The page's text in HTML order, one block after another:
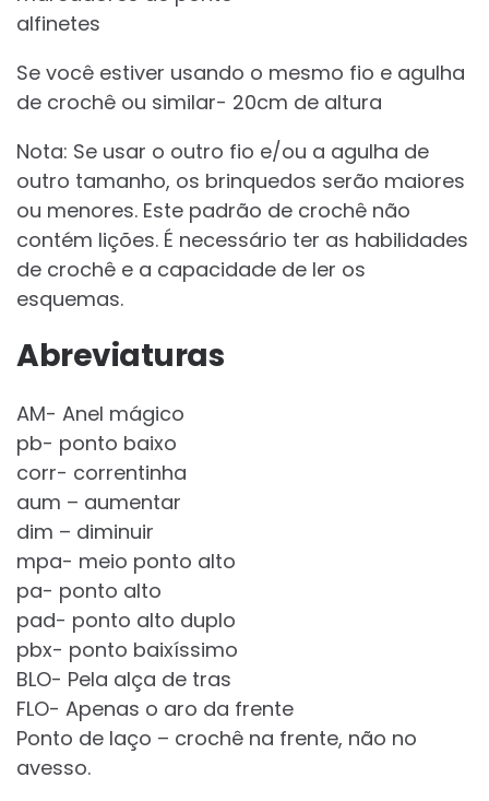
alfinetes
Se você estiver usando o mesmo fio e agulha
de crochê ou similar- 20cm de altura
Nota: Se usar o outro fio e/ou a agulha de
outro tamanho, os brinquedos serão maiores
ou menores. Este padrão de crochê não
contém lições. É necessário ter as habilidades
de crochê e a capacidade de ler os
esquemas.
Abreviaturas
AM- Anel mágico
pb- ponto baixo
corr- correntinha
aum – aumentar
dim – diminuir
mpa- meio ponto alto
pa- ponto alto
pad- ponto alto duplo
pbx- ponto baixíssimo
BLO- Pela alça de tras
FLO- Apenas o aro da frente
Ponto de laço – crochê na frente, não no
avesso.